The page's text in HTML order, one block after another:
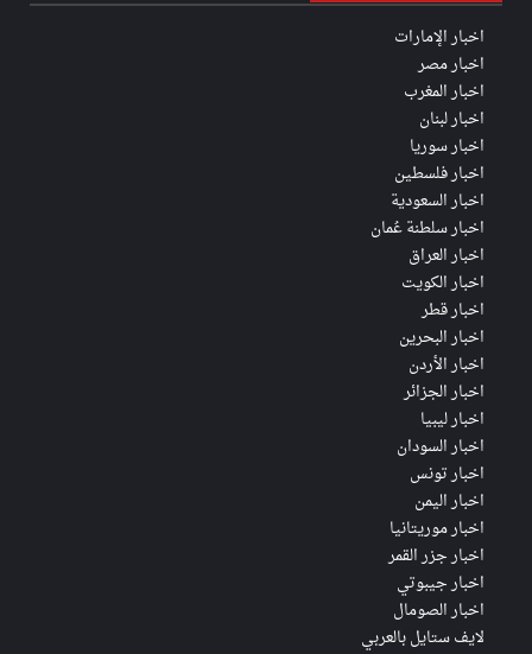
اخبار الإمارات
اخبار مصر
اخبار المغرب
اخبار لبنان
اخبار سوريا
اخبار فلسطين
اخبار السعودية
اخبار سلطنة عُمان
اخبار العراق
اخبار الكويت
اخبار قطر
اخبار البحرين
اخبار الأردن
اخبار الجزائر
اخبار ليبيا
اخبار السودان
اخبار تونس
اخبار اليمن
اخبار موريتانيا
اخبار جزر القمر
اخبار جيبوتي
اخبار الصومال
لايف ستايل بالعربي